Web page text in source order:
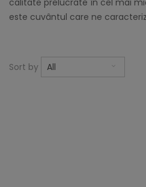
calitate prelucrate în cel mai
este cuvântul care ne
Sort by All